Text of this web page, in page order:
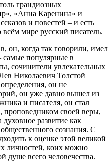
грандиозных
«Анна Каренина» и
и повестей – и есть
мире русский писатель.
он, когда так говорили, имел
самые популярные в
сочинители увлекательных
Николаевич Толстой
он не
он уже давно вышел из
и писателя, он стал
проповедником своей веры,
развитие как
сознания. С
к оценке этой великой
личностей, коих можно
душе всего человечества.